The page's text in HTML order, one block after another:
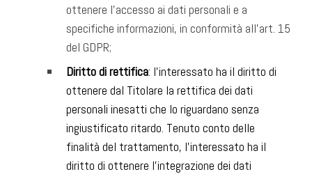
ottenere l’accesso ai dati personali e a
specifiche informazioni, in conformità all’art. 15
del GDPR;
Diritto di rettifica: l’interessato ha il diritto di
ottenere dal Titolare la rettifica dei dati
personali inesatti che lo riguardano senza
ingiustificato ritardo. Tenuto conto delle
finalità del trattamento, l’interessato ha il
diritto di ottenere l’integrazione dei dati